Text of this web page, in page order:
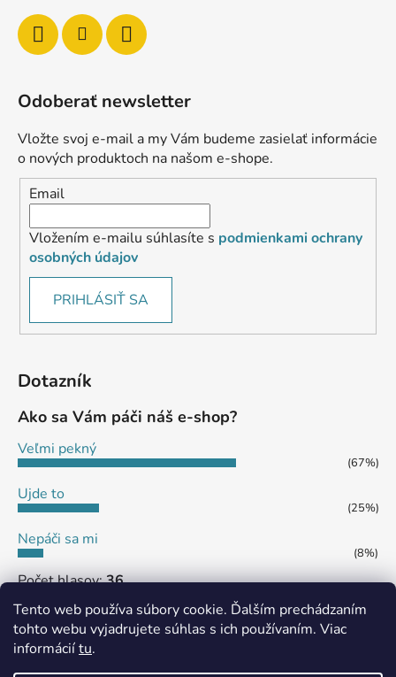
Tento web používa súbory cookie. Ďalším prechádzaním
tohto webu vyjadrujete súhlas s ich používaním. Viac
informáciítu.
Odoberať newsletter
Vložte svoj e-mail a my Vám budeme zasielať informácie
o nových produktoch na našom e-shope.
Email
Vložením e-mailu súhlasíte s podmienkami ochrany
osobných údajov
PRIHLÁSIŤ SA
Dotazník
Ako sa Vám páči náš e-shop?
Veľmi pekný
(67%)
Ujde to
(25%)
Nepáči sa mi
(8%)
Počet hlasov:36
MôjPrvýEshop.sk Shoptet.sk